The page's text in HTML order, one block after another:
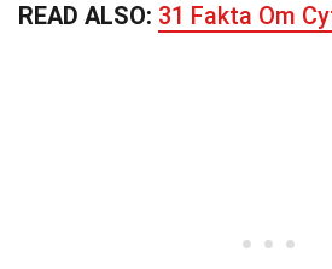
READ ALSO: 31 Fakta Om